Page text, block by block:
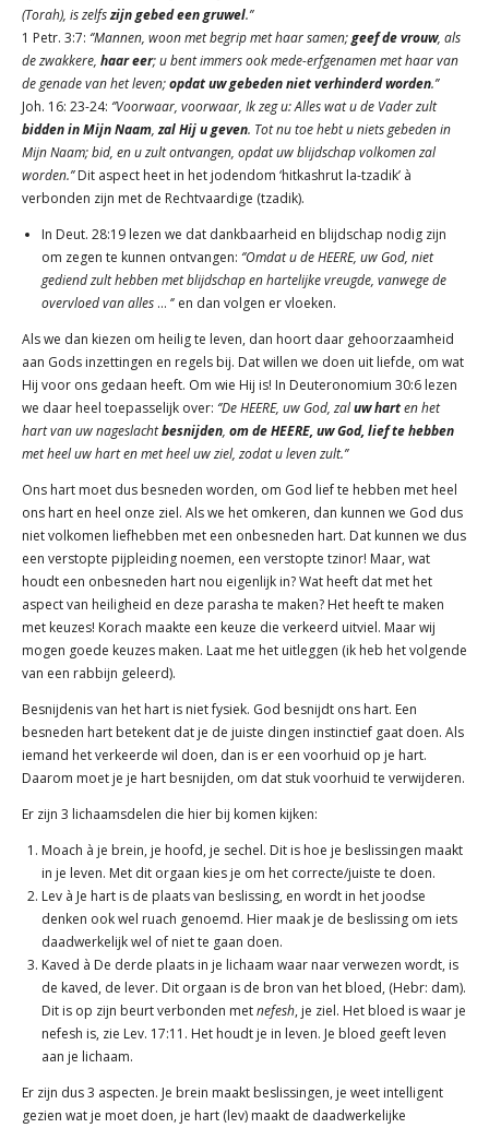
(Torah), is zelfszijn gebed een gruwel.’’
1 Petr. 3:7: ‘’Mannen, woon met begrip met haar samen;geef de vrouw, als
de zwakkere, haar eer; u bent immers ook mede-erfgenamen met haar van
de genade van het leven;opdat uw gebeden niet verhinderd worden.’’
Joh. 16: 23-24: ‘’Voorwaar, voorwaar, Ik zeg u: Alles wat u de Vader zult
bidden in Mijn Naam,zal Hij u geven. Tot nu toe hebt u niets gebeden in
Mijn Naam; bid, en u zult ontvangen, opdat uw blijdschap volkomen zal
worden.’’Dit aspect heet in het jodendom ‘hitkashrut la-tzadik’ à
verbonden zijn met de Rechtvaardige (tzadik).
In Deut. 28:19 lezen we dat dankbaarheid en blijdschap nodig zijn
om zegen te kunnen ontvangen: ‘’Omdat u de HEERE, uw God, niet
gediend zult hebben met blijdschap en hartelijke vreugde, vanwege de
overvloed van alles … ‘’ en dan volgen er vloeken.
Als we dan kiezen om heilig te leven, dan hoort daar gehoorzaamheid
aan Gods inzettingen en regels bij. Dat willen we doen uit liefde, om wat
Hij voor ons gedaan heeft. Om wie Hij is! In Deuteronomium 30:6 lezen
we daar heel toepasselijk over: ‘’De HEERE, uw God, zaluw harten het
hart van uw nageslachtbesnijden, om de HEERE, uw God, lief te hebben
met heel uw hart en met heel uw ziel, zodat u leven zult.’’
Ons hart moet dus besneden worden, om God lief te hebben met heel
ons hart en heel onze ziel. Als we het omkeren, dan kunnen we God dus
niet volkomen liefhebben met een onbesneden hart. Dat kunnen we dus
een verstopte pijpleiding noemen, een verstopte tzinor! Maar, wat
houdt een onbesneden hart nou eigenlijk in? Wat heeft dat met het
aspect van heiligheid en deze parasha te maken? Het heeft te maken
met keuzes! Korach maakte een keuze die verkeerd uitviel. Maar wij
mogen goede keuzes maken. Laat me het uitleggen (ik heb het volgende
van een rabbijn geleerd).
Besnijdenis van het hart is niet fysiek. God besnijdt ons hart. Een
besneden hart betekent dat je de juiste dingen instinctief gaat doen. Als
iemand het verkeerde wil doen, dan is er een voorhuid op je hart.
Daarom moet je je hart besnijden, om dat stuk voorhuid te verwijderen.
Er zijn 3 lichaamsdelen die hier bij komen kijken:
Moach à je brein, je hoofd, je sechel. Dit is hoe je beslissingen maakt
in je leven. Met dit orgaan kies je om het correcte/juiste te doen.
Lev à Je hart is de plaats van beslissing, en wordt in het joodse
denken ook wel ruach genoemd. Hier maak je de beslissing om iets
daadwerkelijk wel of niet te gaan doen.
Kaved à De derde plaats in je lichaam waar naar verwezen wordt, is
de kaved, de lever. Dit orgaan is de bron van het bloed, (Hebr: dam).
Dit is op zijn beurt verbonden metnefesh, je ziel. Het bloed is waar je
nefesh is, zie Lev. 17:11. Het houdt je in leven. Je bloed geeft leven
aan je lichaam.
Er zijn dus 3 aspecten. Je brein maakt beslissingen, je weet intelligent
gezien wat je moet doen, je hart (lev) maakt de daadwerkelijke